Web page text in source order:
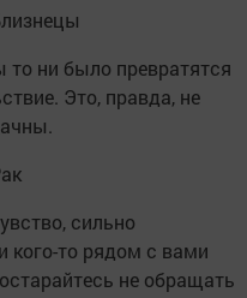
то ни было превратятся
Это, правда, не
сильно
кого-то рядом с вами
не обращать